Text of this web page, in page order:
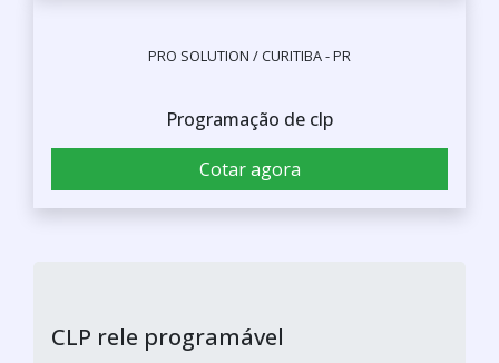
ETHANN ELÉTRICA E AUTOMAÇÃO / POÁ - SP
serviço de programação de CLP